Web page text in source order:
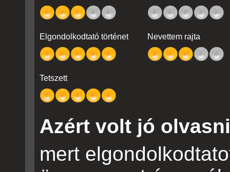
Elgondolkodtató történet Nevettem rajta
Tetszett
Azért volt jó
mert